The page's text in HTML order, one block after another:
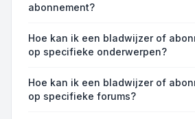
abonnement?
Hoe kan ik een bladwijzer of
op specifieke onderwerpen?
Hoe kan ik een bladwijzer of
op specifieke forums?